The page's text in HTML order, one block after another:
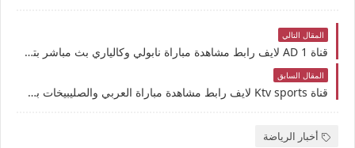
المقال التالي
قناة AD 1 لايف رابط مشاهدة مباراة نابولي وكالياري بث مباشر بتاريخ 23-5-2025 الدوري الإيطالي يوتيوب بدون تقطيع
المقال السابق
قناة Ktv sports لايف رابط مشاهدة مباراة العربي والصليبيخات بث مباشر بتاريخ 23-5-2025 كأس أمير الكويت يوتيوب بدون تقطيع
أخبار الرياضة